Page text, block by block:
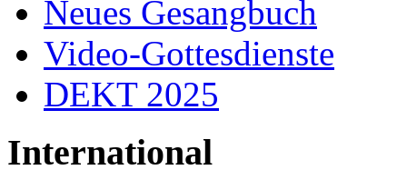
Neues Gesangbuch
Video-Gottesdienste
DEKT 2025
International